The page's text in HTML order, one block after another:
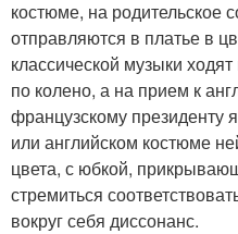
костюме, на родительское
отправляются в платье в
классической музыки
по колено, а на прием к
французскому президенту
или английском костюме
цвета, с юбкой,
стремиться
вокруг себя диссонанс.